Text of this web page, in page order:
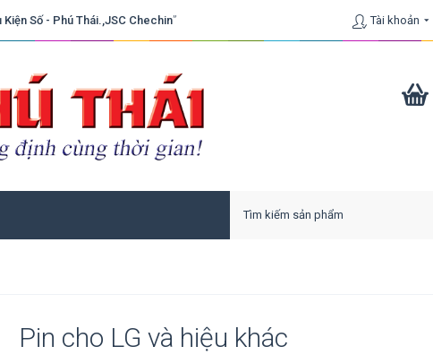
Kiện Số - Phú Thái.,JSC Chechin” Tài khoản
Pin cho LG và hiệu khác